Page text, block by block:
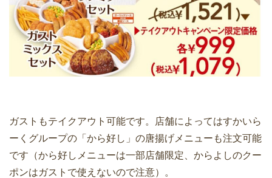
ガストもテイクアウト可能です。店舗によってはすかいら
ーくグループの「から好し」の唐揚げメニューも注文可能
です（から好しメニューは一部店舗限定、からよしのクー
ポンはガストで使えないので注意）。